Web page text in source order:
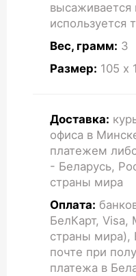
высаживается
используется
Вес, грамм: 3
Размер: 105 x
Доставка:
офиса в
платежем
- Беларусь,
страны мира
Оплата:
БелКарт, Visa,
страны
почте при
платежа в